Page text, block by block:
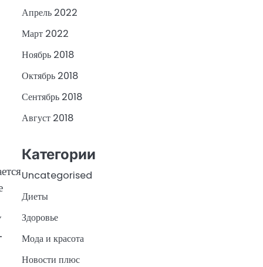
Апрель 2022
Март 2022
Ноябрь 2018
Октябрь 2018
Сентябрь 2018
Август 2018
Категории
Uncategorised
Диеты
Здоровье
Мода и красота
Новости плюс